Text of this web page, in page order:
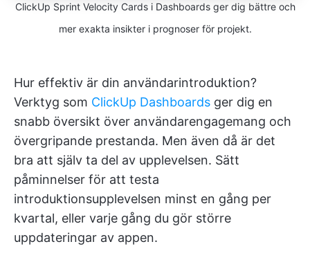
ClickUp Sprint Velocity Cards i Dashboards ger dig bättre och
mer exakta insikter i prognoser för projekt.
Hur effektiv är din användarintroduktion?
Verktyg som ClickUp Dashboards ger dig en
snabb översikt över användarengagemang och
övergripande prestanda. Men även då är det
bra att själv ta del av upplevelsen. Sätt
påminnelser för att testa
introduktionsupplevelsen minst en gång per
kvartal, eller varje gång du gör större
uppdateringar av appen.